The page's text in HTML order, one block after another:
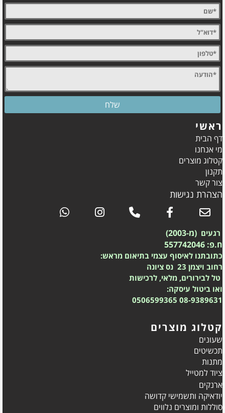
ראשי
דף הבית
מי אנחנו
קטלוג מוצרים
תקנון
צור קשר
הצהרת נגישות
רגעים (מ-2003)
ח.פ: 557742046
כתובתנו לאיסוף עצמי בתיאום מראש:
רחוב ויצמן 23 נס ציונה
טל לבירורים, מלאי, לרכישות
ואו ביטול עיסקה:
08-9389631
0506599365
קטלוג מוצרים
שעונים
תכשיטים
מתנות
ציוד למטייל
ארנקים
יודאיקה ותשמישי קדושה
סוללות ומוצרים נלווים